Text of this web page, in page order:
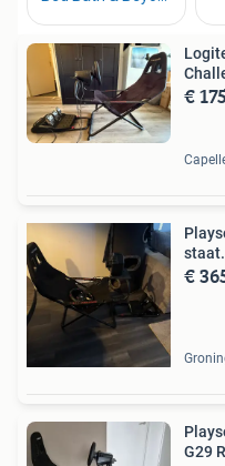
€
staat.
€
G29